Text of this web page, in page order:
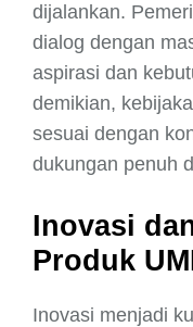
dijalankan.
dialog dengan
aspirasi dan
demikian,
sesuai dengan
dukungan penuh
Inovasi
Produk
Inovasi menjadi